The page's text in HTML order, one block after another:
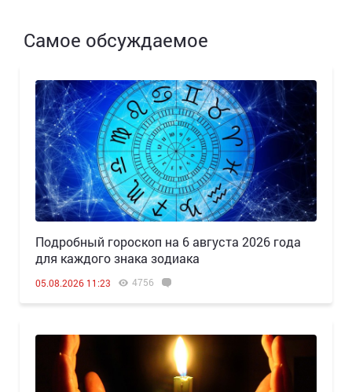
Самое обсуждаемое
Подробный гороскоп на 6 августа 2026 года
для каждого знака зодиака
05.08.2026 11:23 4756